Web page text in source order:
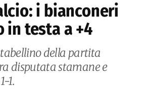
i bianconeri
in testa a +4
della partita
disputata stamane e
1.